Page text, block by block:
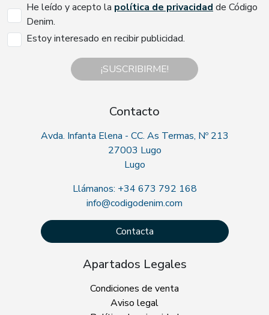
He leído y acepto la política de privacidadde Código
Denim.
Estoy interesado en recibir publicidad.
¡SUSCRIBIRME!
Contacto
Avda. Infanta Elena - CC. As Termas, Nº 213
27003 Lugo
Lugo
Llámanos: +34 673 792 168
info@codigodenim.com
Contacta
Apartados Legales
Condiciones de venta
Aviso legal